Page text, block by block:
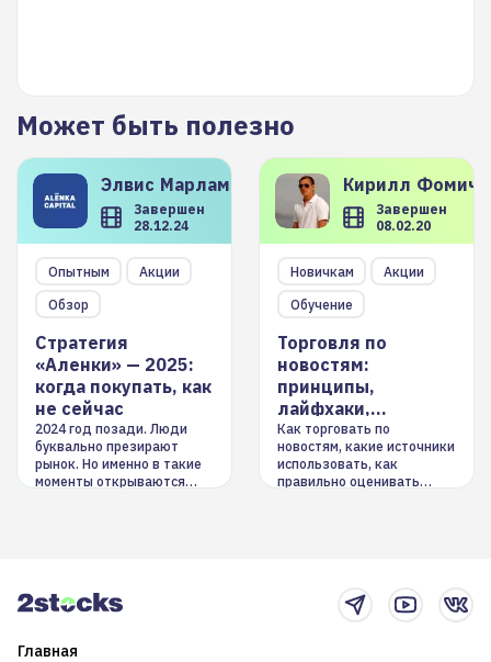
Может быть полезно
Элвис Марламов
Завершен
28.12.24
Опытным
Акции
Обзор
Стратегия
«Аленки» — 2025:
когда покупать, как
не сейчас
2024 год позади. Люди
буквально презирают
рынок. Но именно в такие
моменты открываются
Кирилл
Завершен
08.02.20
Новичкам
Акции
Обучение
Торговля по
новостям:
принципы,
лайфхаки,
инструменты
Как торговать по
новостям, какие источники
использовать, как
правильно оценивать
Главная